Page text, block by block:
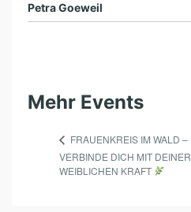
Petra Goeweil
Mehr Events
FRAUENKREIS IM WALD –
VERBINDE DICH MIT DEINER
WEIBLICHEN KRAFT